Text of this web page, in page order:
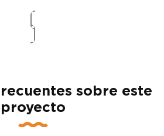
sobre este
proyecto